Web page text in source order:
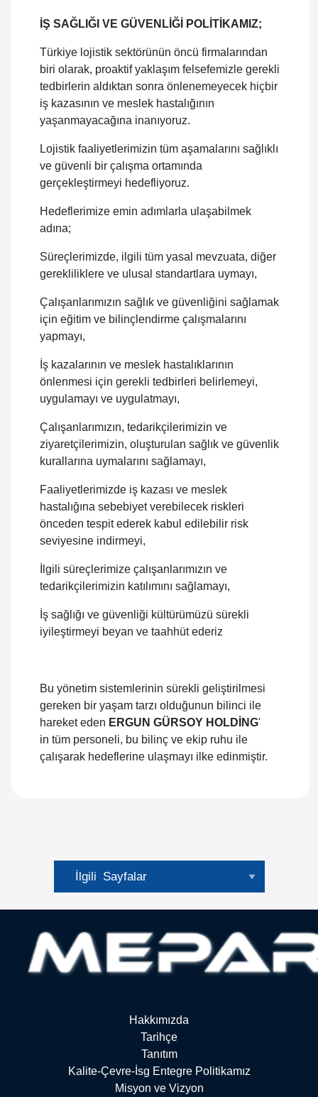
İŞ SAĞLIĞI VE GÜVENLİĞİ POLİTİKAMIZ;
Türkiye lojistik sektörünün öncü firmalarından
biri olarak, proaktif yaklaşım felsefemizle gerekli
tedbirlerin aldıktan sonra önlenemeyecek hiçbir
iş kazasının ve meslek hastalığının
yaşanmayacağına inanıyoruz.
Lojistik faaliyetlerimizin tüm aşamalarını sağlıklı
ve güvenli bir çalışma ortamında
gerçekleştirmeyi hedefliyoruz.
Hedeflerimize emin adımlarla ulaşabilmek
adına;
Süreçlerimizde, ilgili tüm yasal mevzuata, diğer
gerekliliklere ve ulusal standartlara uymayı,
Çalışanlarımızın sağlık ve güvenliğini sağlamak
için eğitim ve bilinçlendirme çalışmalarını
yapmayı,
İş kazalarının ve meslek hastalıklarının
önlenmesi için gerekli tedbirleri belirlemeyi,
uygulamayı ve uygulatmayı,
Çalışanlarımızın, tedarikçilerimizin ve
ziyaretçilerimizin, oluşturulan sağlık ve güvenlik
kurallarına uymalarını sağlamayı,
Faaliyetlerimizde iş kazası ve meslek
hastalığına sebebiyet verebilecek riskleri
önceden tespit ederek kabul edilebilir risk
seviyesine indirmeyi,
İlgili süreçlerimize çalışanlarımızın ve
tedarikçilerimizin katılımını sağlamayı,
İş sağlığı ve güvenliği kültürümüzü sürekli
iyileştirmeyi beyan ve taahhüt ederiz
Bu yönetim sistemlerinin sürekli geliştirilmesi
gereken bir yaşam tarzı olduğunun bilinci ile
hareket eden ERGUN GÜRSOY HOLDİNG'
in tüm personeli, bu bilinç ve ekip ruhu ile
çalışarak hedeflerine ulaşmayı ilke edinmiştir.
İlgili Sayfalar
Tanıtım
Kalite-Çevre-İsg Entegre Politikamız
Kalite BelgeleriHakkımızda
Tarihçe
Tanıtım
Kalite-Çevre-İsg Entegre Politikamız
Misyon ve Vizyon